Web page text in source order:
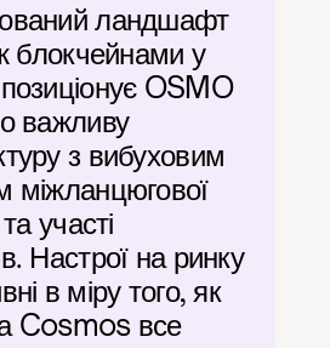
ландшафт
блокчейнами у
OSMO
важливу
з вибуховим
міжланцюгової
участі
Настрої на ринку
в міру того, як
Cosmos все